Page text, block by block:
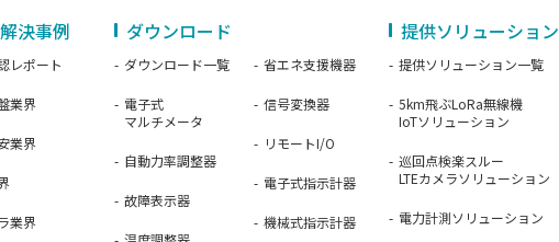
決事例
レポート
業界
業界
業界
ダウンロード 提供ソリューション
ダウンロード一覧
電子式
マルチメータ
自動力率調整器
故障表示器
省エネ支援機器
信号変換器
リモートI/O
電子式指示計器
機械式指示計器
提供ソリューション一覧
5km飛ぶLoRa無線機
IoTソリューション
巡回点検楽スルー
LTEカメラソリューション
電力計測ソリューション